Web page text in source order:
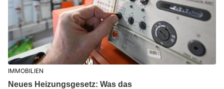
IMMOBILIEN
Neues Heizungsgesetz: Was das